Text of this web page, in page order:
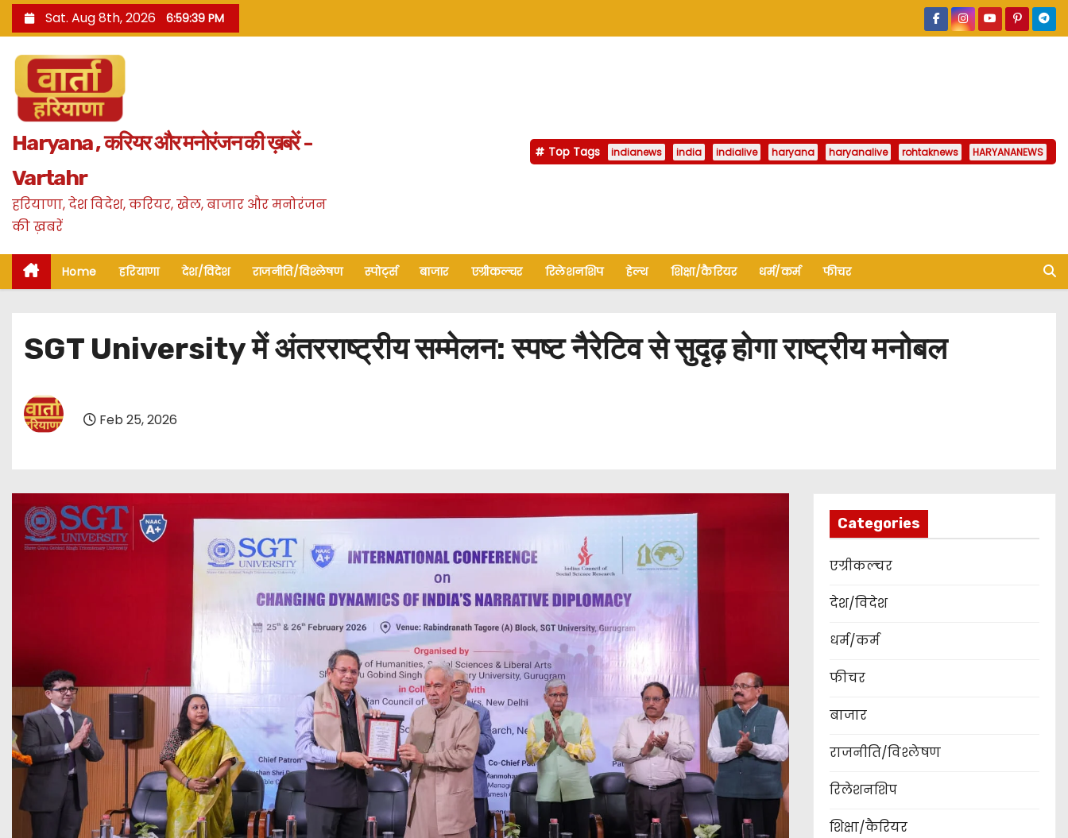
k
n
Sat. Aug 8th, 2026 6:59:40 PM
Haryana , करियर और मनोरंजन की ख़बरें -
Vartahr
हरियाणा, देश विदेश, करियर, खेल, बाजार और मनोरंजन
की ख़बरें
Top Tags indianews india indialive haryana haryanalive rohtaknews HARYANANEWS
Home हरियाणा देश/विदेश राजनीति/विश्लेषण स्पोर्ट्स बाजार एग्रीकल्चर रिलेशनशिप हेल्थ शिक्षा/कैरियर धर्म/कर्म फीचर
SGT University में अंतरराष्ट्रीय सम्मेलन: स्पष्ट नैरेटिव से सुदृढ़ होगा राष्ट्रीय मनोबल
Feb 25, 2026
Categories
एग्रीकल्चर
देश/विदेश
धर्म/कर्म
फीचर
बाजार
राजनीति/विश्लेषण
रिलेशनशिप
शिक्षा/कैरियर